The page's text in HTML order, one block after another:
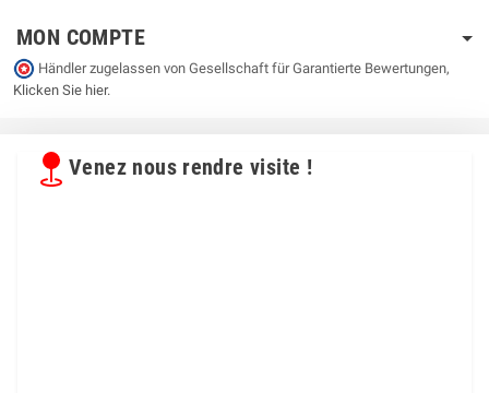
MON COMPTE
Händler zugelassen von Gesellschaft für Garantierte Bewertungen,
Klicken Sie hier.
Venez nous rendre visite !